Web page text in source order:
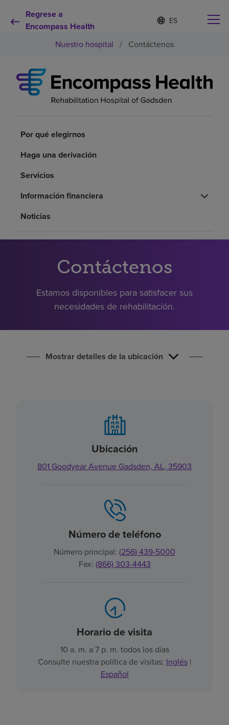
Regrese a
Encompass Health
Lista
de
contraída
d
o
s
e
e
Por qué debe elegirnos
Recursos de salud
Pagar mi factura
Nuestro hospital / Contáctenos
Por qué elegirnos
Haga una derivación
Servicios
Información financiera
Noticias
Contáctenos
Estamos disponibles para satisfacer sus
necesidades de rehabilitación.
Mostrar detalles de la ubicación
Ubicación
801 Goodyear Avenue Gadsden, AL, 35903
Número de teléfono
Número principal: (256) 439-5000
Fax: (866) 303-4443
Horario de visita
10 a. m. a 7 p. m. todos los días
Consulte nuestra política de visitas: Inglés |
Español